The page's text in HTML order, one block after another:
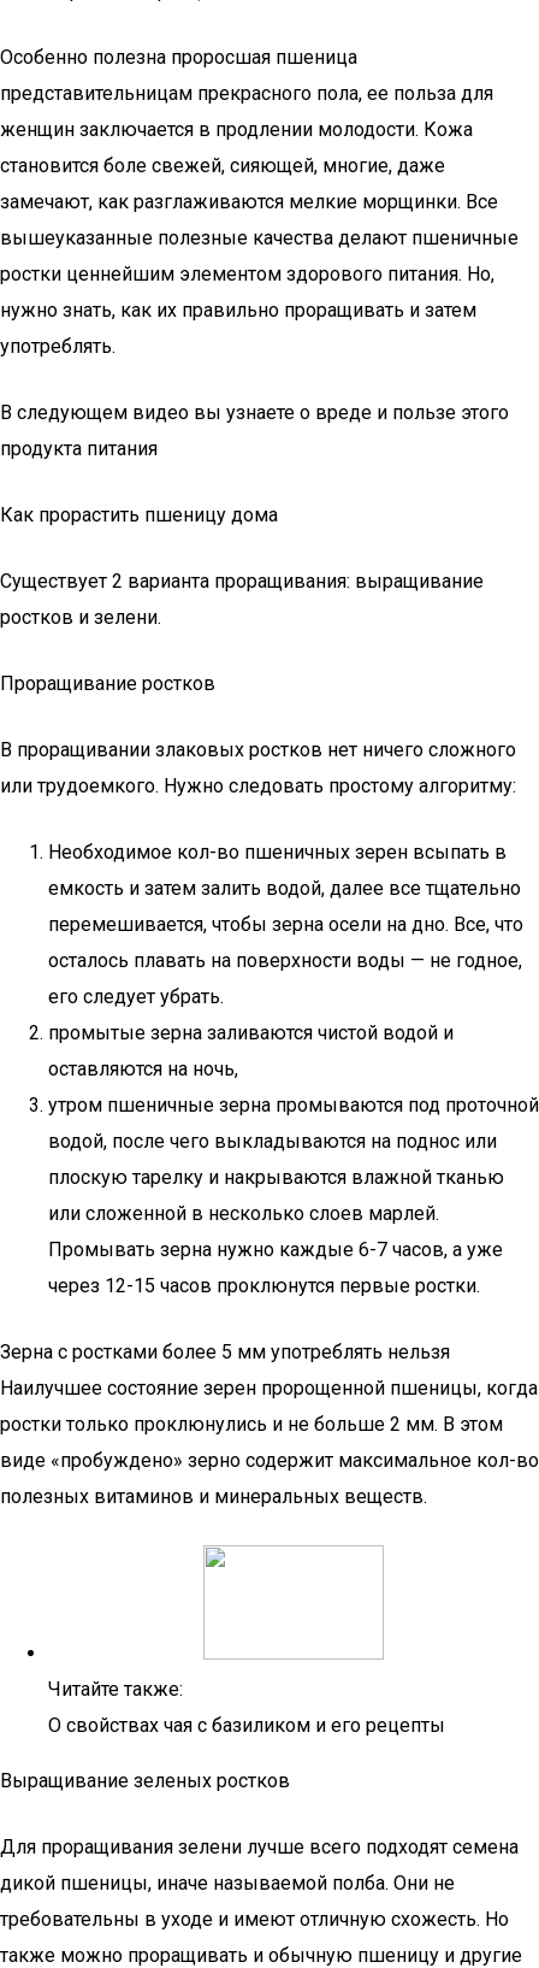
Особенно полезна проросшая пшеница
представительницам прекрасного пола, ее польза для
женщин заключается в продлении молодости. Кожа
становится боле свежей, сияющей, многие, даже
замечают, как разглаживаются мелкие морщинки. Все
вышеуказанные полезные качества делают пшеничные
ростки ценнейшим элементом здорового питания. Но,
нужно знать, как их правильно проращивать и затем
употреблять.
В следующем видео вы узнаете о вреде и пользе этого
продукта питания
Как прорастить пшеницу дома
Существует 2 варианта проращивания: выращивание
ростков и зелени.
Проращивание ростков
В проращивании злаковых ростков нет ничего сложного
или трудоемкого. Нужно следовать простому алгоритму:
Необходимое кол-во пшеничных зерен всыпать в
емкость и затем залить водой, далее все тщательно
перемешивается, чтобы зерна осели на дно. Все, что
осталось плавать на поверхности воды — не годное,
его следует убрать.
промытые зерна заливаются чистой водой и
оставляются на ночь,
утром пшеничные зерна промываются под проточной
водой, после чего выкладываются на поднос или
плоскую тарелку и накрываются влажной тканью
или сложенной в несколько слоев марлей.
Промывать зерна нужно каждые 6-7 часов, а уже
через 12-15 часов проклюнутся первые ростки.
Зерна с ростками более 5 мм употреблять нельзя
Наилучшее состояние зерен пророщенной пшеницы, когда
ростки только проклюнулись и не больше 2 мм. В этом
виде «пробуждено» зерно содержит максимальное кол-во
полезных витаминов и минеральных веществ.
Читайте также:
О свойствах чая с базиликом и его рецепты
Выращивание зеленых ростков
Для проращивания зелени лучше всего подходят семена
дикой пшеницы, иначе называемой полба. Они не
требовательны в уходе и имеют отличную схожесть. Но
также можно проращивать и обычную пшеницу и другие